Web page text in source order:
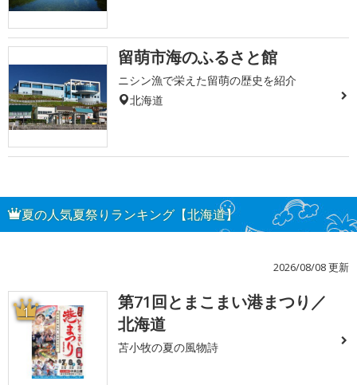
留萌市海のふるさと館
ニシン漁で栄えた留萌の歴史を紹介
北海道
夏の人気夏祭りランキング【北海道】
2026/08/08 更新
1
第71回とまこまい港まつり／
北海道
苫小牧の夏の風物詩